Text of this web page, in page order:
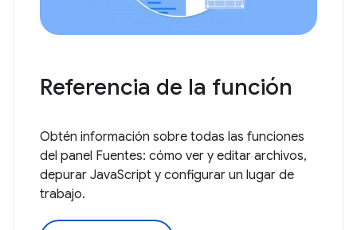
Referencia de la función
Obtén información sobre todas las funciones
del panel Fuentes: cómo ver y editar archivos,
depurar JavaScript y configurar un lugar de
trabajo.